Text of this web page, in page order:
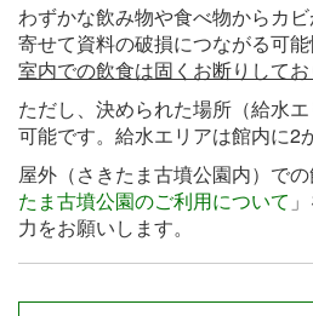
わずかな飲み物や食べ物からカビ
寄せて資料の破損につながる可能
室内での飲食は固くお断りしてお
ただし、決められた場所（給水
可能です。給水エリアは館内に2
屋外（さきたま古墳公園内）で
たま古墳公園のご利用について
力をお願いします。